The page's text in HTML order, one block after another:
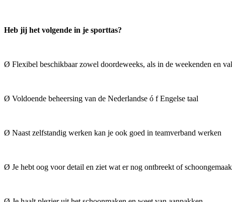
Heb jij het volgende in je sporttas?
Ø Flexibel beschikbaar zowel doordeweeks, als in de weekenden en
Ø Voldoende beheersing van de Nederlandse ó f Engelse taal
Ø Naast zelfstandig werken kan je ook goed in teamverband werken
Ø Je hebt oog voor detail en ziet wat er nog ontbreekt of